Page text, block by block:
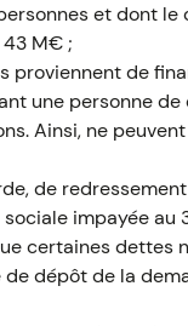
et dont le
43 M€ ;
proviennent de
une personne
Ainsi, ne
de
impayée au
certaines dettes
dépôt de la